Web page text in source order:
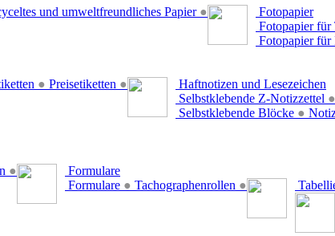
und umweltfreundliches Papier ●
Fotopapier
Fotopapier für
Fotopapier für
● Preisetiketten ●
Haftnotizen und Lesezeichen
Selbstklebende Z-Notizzettel ●
Selbstklebende Blöcke ●
●
Formulare
Formulare ● Tachographenrollen ●